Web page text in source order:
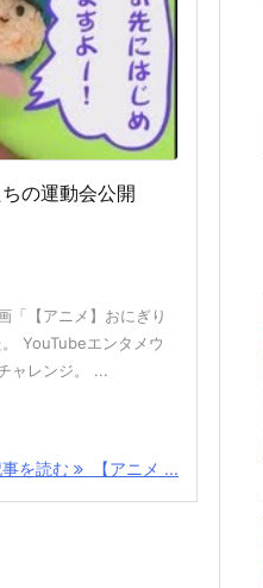
の運動会公開
「【アニメ】おにぎり
YouTubeエンタメウ
ャレンジ。 ...
を読む 【アニメ ...